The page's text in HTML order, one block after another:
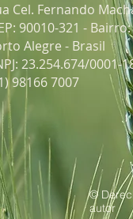
Cel. Fernando
90010-321 -
Alegre - Brasil
23.254.674/0001-
98166 7007
©
autor